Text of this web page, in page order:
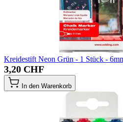
Kreidestift Neon Grün - 1 Stück -
3,20 CHF
In den Warenkorb